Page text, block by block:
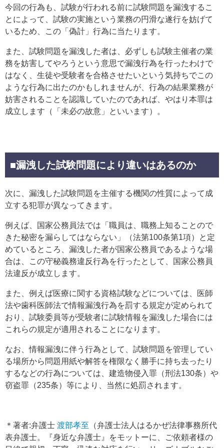
今回の行為も、試験が行われる前に試験問題を漏洩するこ
とによって、試験の実施という業務の円滑な遂行を妨げて
いるため、この「偽計」行為に当たります。
また、試験問題を漏洩した者は、必ずしも試験主催者の業
務を妨害してやろうという意思で漏洩行為を行ったわけで
はなく、生徒や受験者を合格させたいという気持ちでこの
ような行為に出たのかもしれませんが、行為の結果業務が
妨害されることを認識していたのであれば、やはり本罪は
成立します（「未必の故意」といいます）。
■漏洩した試験問題により違いはあるのか
次に、漏洩した試験問題を主催する機関の性質によって成
立する犯罪が異なってきます。
例えば、国家公務員法では「職員は、職務上知ることので
きた秘密を漏らしてはならない」（法第100条第1項）と定
めているところ、漏洩した者が国家公務員であるような場
合は、この守秘義務違反行為を行ったとして、国家公務員
法違反が成立します。
また、例えば医療に関する資格試験などについては、医師
法や歯科医師法で情報漏洩行為を罰する規定が定められて
おり、試験委員等が受験者に試験情報を漏洩した場合には
これらの規定が適用されることになります。
なお、情報漏洩に伴う行為として、試験問題を管理してい
る場所から問題用紙や解答を権限なく勝手に持ち去ったり
するなどの行為については、建造物侵入罪（刑法130条）や
窃盗罪（235条）等により、当然に処罰されます。
＊著者:弁護士 渡部孝至 （弁護士法人はるかぜ法律事務所代
表弁護士。『身近な弁護士』をモットーに、ご依頼者様の